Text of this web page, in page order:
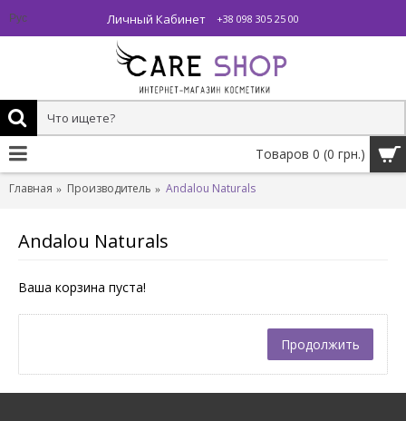
Рус Личный Кабинет +38 098 305 25 00
Товаров 0 (0 грн.)
Главная Производитель Andalou Naturals
Andalou Naturals
Ваша корзина пуста!
Продолжить